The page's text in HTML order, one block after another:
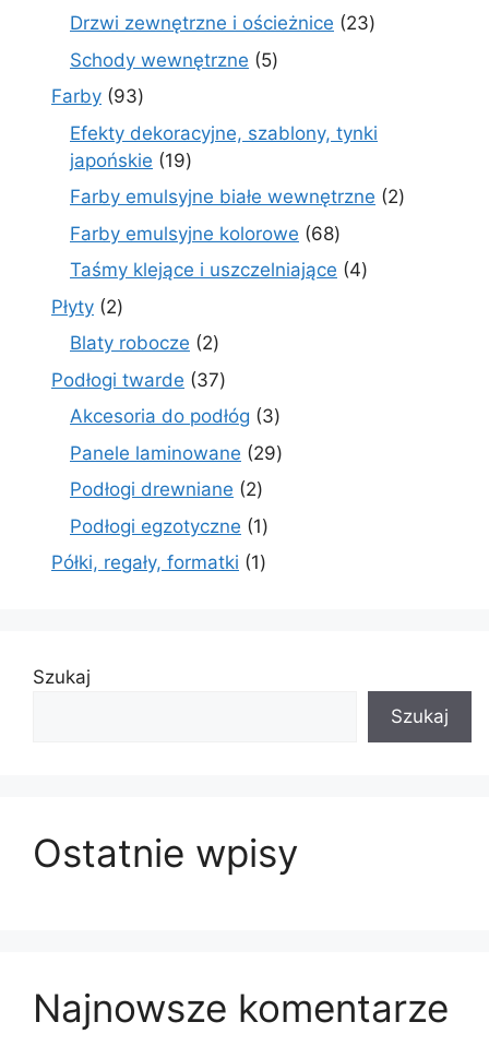
produktów
Drzwi zewnętrzne i ościeżnice 2323
Schody wewnętrzne 55
Farby 9393
produkty
Efekty dekoracyjne, szablony, tynki
japońskie
1919
produktów
Farby emulsyjne białe wewnętrzne 22
Farby emulsyjne kolorowe 6868
produktów
Taśmy klejące i uszczelniające 44
Płyty 22
produkty
Blaty robocze 22
produkty
Podłogi twarde 3737
produktów
Akcesoria do podłóg 33
produkty
Panele laminowane 2929
Podłogi drewniane 22
produkty
Podłogi egzotyczne 11
produkt
Półki, regały, formatki 11
Szukaj
Szukaj
Ostatnie wpisy
Najnowsze komentarze